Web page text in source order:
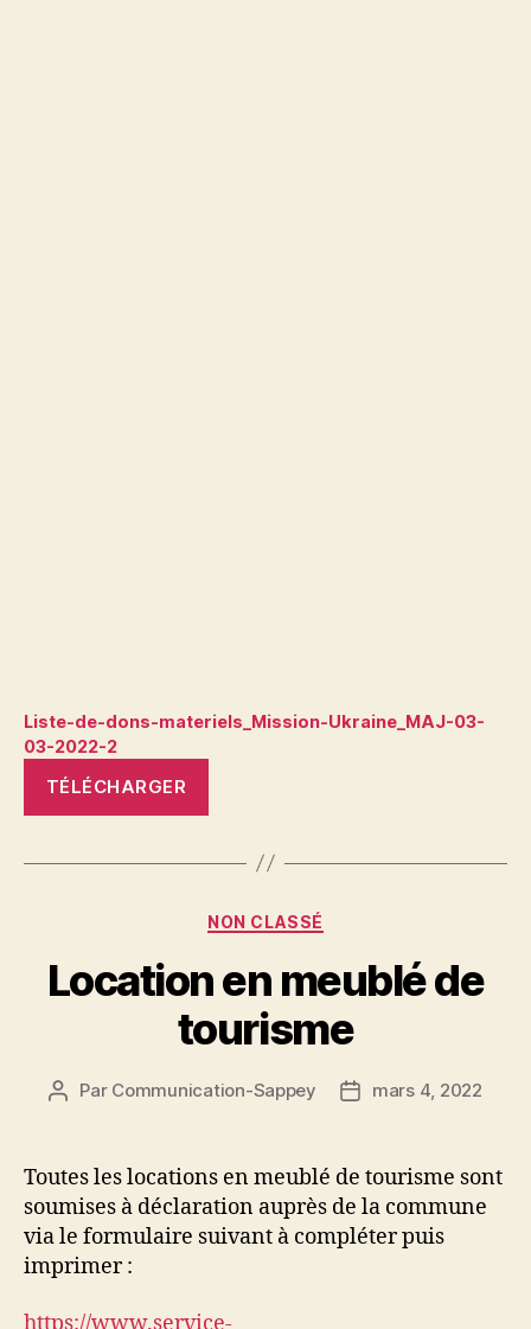
Liste-de-dons-materiels_Mission-Ukraine_MAJ-03-
03-2022-2
TÉLÉCHARGER
Catégories
NON CLASSÉ
Location en meublé de
tourisme
Auteur
Par Communication-Sappey
Datemars 4, 2022
Toutes les locations en meublé de tourisme sont
soumises à déclaration auprès de la commune
via le formulaire suivant à compléter puis
imprimer :
https://www.service-